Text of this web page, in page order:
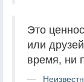
Это
или
время, ни